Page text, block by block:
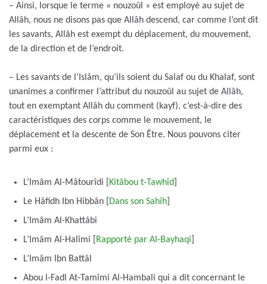
– Ainsi, lorsque le terme « nouzoûl » est employé au sujet de
Allâh, nous ne disons pas que Allâh descend, car comme l’ont dit
les savants, Allâh est exempt du déplacement, du mouvement,
de la direction et de l’endroit.
– Les savants de l’Islâm, qu’ils soient du Salaf ou du Khalaf, sont
unanimes a confirmer l’attribut du nouzoûl au sujet de Allâh,
tout en exemptant Allâh du comment (kayf), c’est-à-dire des
caractéristiques des corps comme le mouvement, le
déplacement et la descente de Son Être. Nous pouvons citer
parmi eux :
L’Imâm Al-Mâtourîdi [ Kitâbou t-Tawhîd
Le Hâfidh Ibn Hibbân [
Dans son Sahîh
L’Imâm Al-Khattâbi
L’Imâm Al-Halîmi [
Rapporté par Al-Bayhaqi
L’Imâm Ibn Battâl
Abou l-Fadl At-Tamîmi Al-Hambali qui a dit concernant le